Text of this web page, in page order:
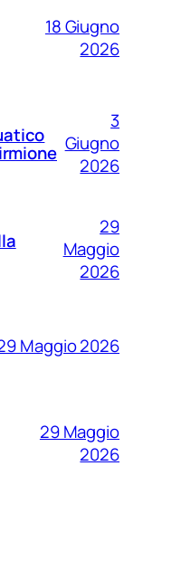
18 Giugno
2026
3
Giugno
2026
29
Maggio
2026
Maggio 2026
29 Maggio
2026